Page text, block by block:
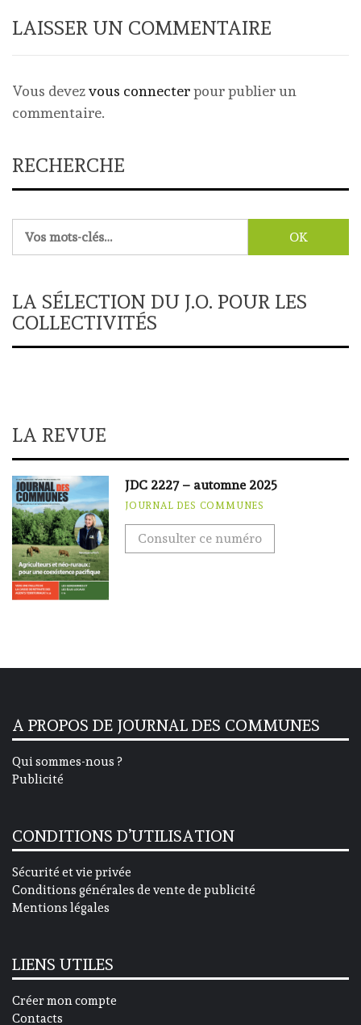
LAISSER UN COMMENTAIRE
Vous devezvous connecterpour publier un
commentaire.
RECHERCHE
LA SÉLECTION DU J.O. POUR LES
COLLECTIVITÉS
LA REVUE
JDC 2227 – automne 2025
JOURNAL DES COMMUNES
Consulter ce numéro
A PROPOS DE JOURNAL DES COMMUNES
Qui sommes-nous ?
Publicité
CONDITIONS D’UTILISATION
Sécurité et vie privée
Conditions générales de vente de publicité
Mentions légales
LIENS UTILES
Créer mon compte
Contacts